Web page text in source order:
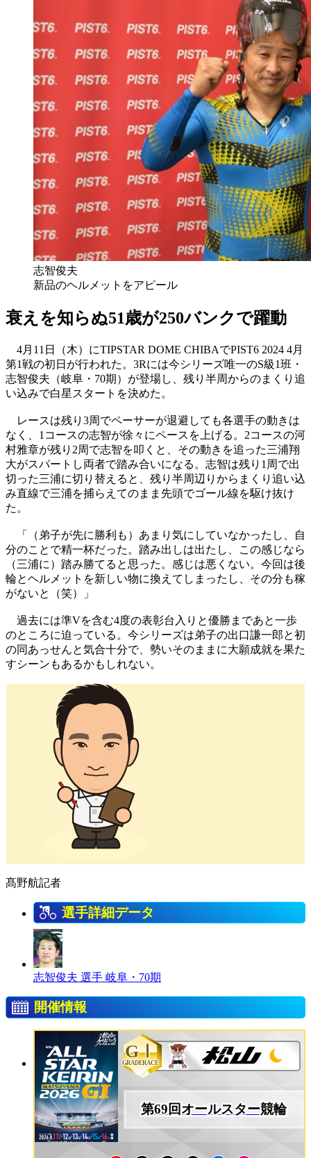
志智俊夫
新品のヘルメットをアピール
衰えを知らぬ51歳が250バンクで躍動
4月11日（木）にTIPSTAR DOME CHIBAでPIST6 2024 4月
第1戦の初日が行われた。3Rには今シリーズ唯一のS級1班・
志智俊夫（岐阜・70期）が登場し、残り半周からのまくり追
い込みで白星スタートを決めた。
レースは残り3周でペーサーが退避しても各選手の動きは
なく、1コースの志智が徐々にペースを上げる。2コースの河
村雅章が残り2周で志智を叩くと、その動きを追った三浦翔
大がスパートし両者で踏み合いになる。志智は残り1周で出
切った三浦に切り替えると、残り半周辺りからまくり追い込
み直線で三浦を捕らえてのまま先頭でゴール線を駆け抜け
た。
「（弟子が先に勝利も）あまり気にしていなかったし、自
分のことで精一杯だった。踏み出しは出たし、この感じなら
（三浦に）踏み勝てると思った。感じは悪くない。今回は後
輪とヘルメットを新しい物に換えてしまったし、その分も稼
がないと（笑）」
過去には準Vを含む4度の表彰台入りと優勝まであと一歩
のところに迫っている。今シリーズは弟子の出口謙一郎と初
の同あっせんと気合十分で、勢いそのままに大願成就を果た
すシーンもあるかもしれない。
髙野航記者
選手詳細データ
志智俊夫 選手 岐阜・70期
開催情報
GⅠ
GRADERACE
第69回オールスター競輪